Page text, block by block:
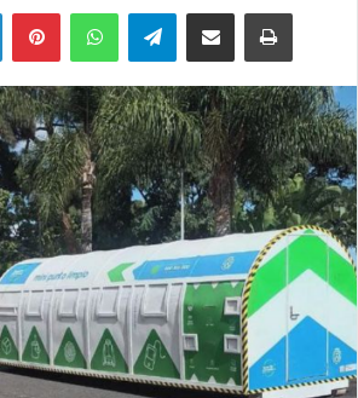
LinkedInPinterestWhatsAppTelegramCompartir por Email Imprimir